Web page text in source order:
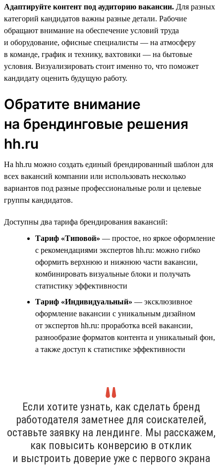
Адаптируйте контент под аудиторию вакансии. Для разных
категорий кандидатов важны разные детали. Рабочие
обращают внимание на обеспечение условий труда
и оборудование, офисные специалисты — на атмосферу
в команде, график и технику, вахтовики — на бытовые
условия. Визуализировать стоит именно то, что поможет
кандидату оценить будущую работу.
Обратите внимание
на брендинговые решения
hh.ru
На hh.ru можно создать единый брендированный шаблон для
всех вакансий компании или использовать несколько
вариантов под разные профессиональные роли и целевые
группы кандидатов.
Доступны два тарифа брендирования вакансий:
Тариф «Типовой» — простое, но яркое оформление
с рекомендациями экспертов hh.ru: можно гибко
оформить верхнюю и нижнюю части вакансии,
комбинировать визуальные блоки и получать
статистику эффективности
Тариф «Индивидуальный» — эксклюзивное
оформление вакансии с уникальным дизайном
от экспертов hh.ru: проработка всей вакансии,
разнообразие форматов контента и уникальный фон,
а также доступ к статистике эффективности
Если хотите узнать, как сделать бренд
работодателя заметнее для соискателей,
оставьте заявку на лендинге. Мы расскажем,
как повысить конверсию в отклик
и выстроить доверие уже с первого экрана